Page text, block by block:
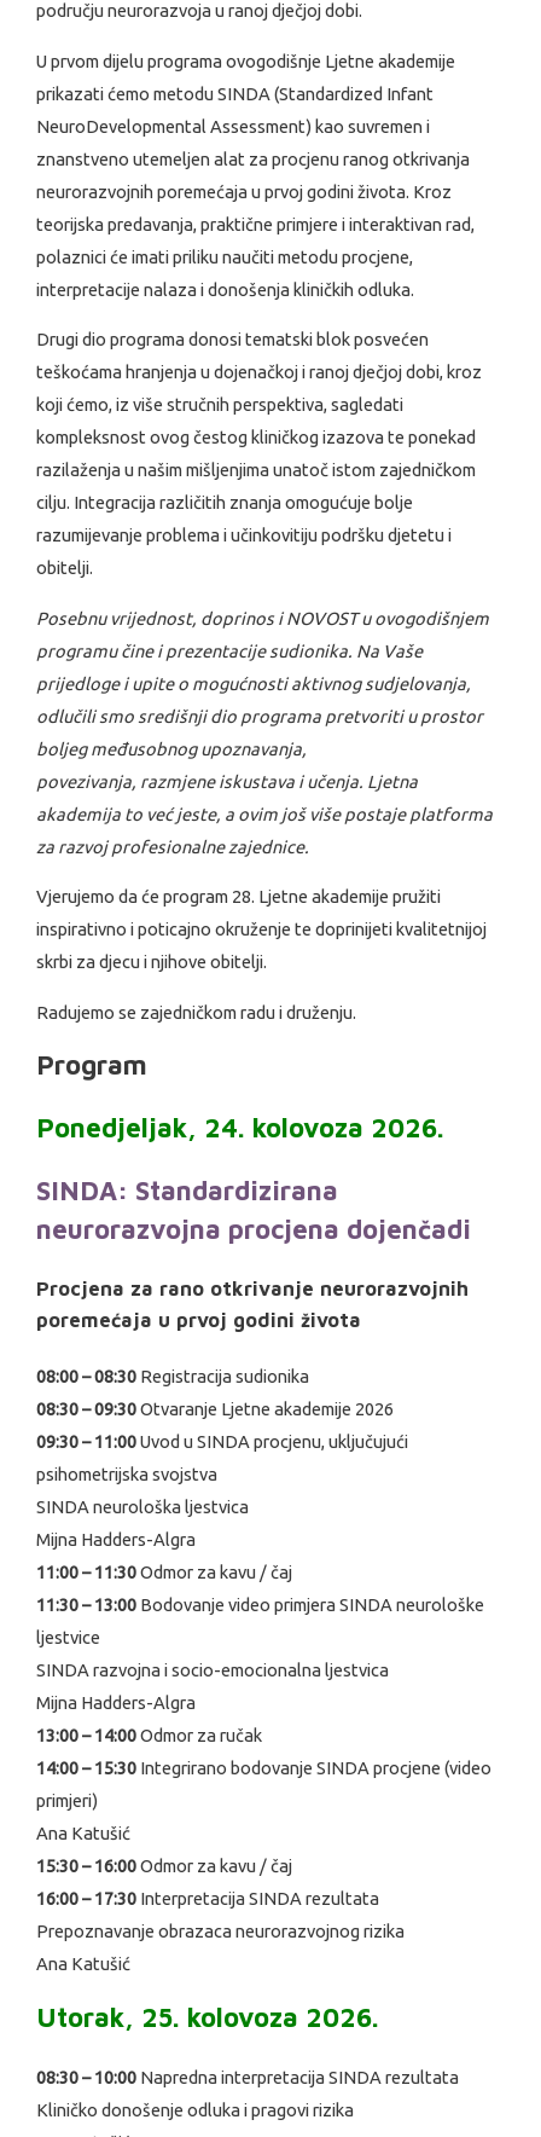
području neurorazvoja u ranoj dječjoj dobi.
U prvom dijelu programa ovogodišnje Ljetne akademije
prikazati ćemo metodu SINDA (Standardized Infant
NeuroDevelopmental Assessment) kao suvremen i
znanstveno utemeljen alat za procjenu ranog otkrivanja
neurorazvojnih poremećaja u prvoj godini života. Kroz
teorijska predavanja, praktične primjere i interaktivan rad,
polaznici će imati priliku naučiti metodu procjene,
interpretacije nalaza i donošenja kliničkih odluka.
Drugi dio programa donosi tematski blok posvećen
teškoćama hranjenja u dojenačkoj i ranoj dječjoj dobi, kroz
koji ćemo, iz više stručnih perspektiva, sagledati
kompleksnost ovog čestog kliničkog izazova te ponekad
razilaženja u našim mišljenjima unatoč istom zajedničkom
cilju. Integracija različitih znanja omogućuje bolje
razumijevanje problema i učinkovitiju podršku djetetu i
obitelji.
Posebnu vrijednost, doprinos i NOVOST u ovogodišnjem
programu čine i prezentacije sudionika. Na Vaše
prijedloge i upite o mogućnosti aktivnog sudjelovanja,
odlučili smo središnji dio programa pretvoriti u prostor
boljeg međusobnog upoznavanja,
povezivanja, razmjene iskustava i učenja. Ljetna
akademija to već jeste, a ovim još više postaje platforma
za razvoj profesionalne zajednice.
Vjerujemo da će program 28. Ljetne akademije pružiti
inspirativno i poticajno okruženje te doprinijeti kvalitetnijoj
skrbi za djecu i njihove obitelji.
Radujemo se zajedničkom radu i druženju.
Program
Ponedjeljak, 24. kolovoza 2026.
SINDA: Standardizirana
neurorazvojna procjena dojenčadi
Procjena za rano otkrivanje neurorazvojnih
poremećaja u prvoj godini života
08:00 – 08:30 Registracija sudionika
08:30 – 09:30Otvaranje Ljetne akademije 2026
09:30 – 11:00Uvod u SINDA procjenu, uključujući
psihometrijska svojstva
SINDA neurološka ljestvica
Mijna Hadders-Algra
11:00 – 11:30Odmor za kavu / čaj
11:30 – 13:00 Bodovanje video primjera SINDA neurološke
ljestvice
SINDA razvojna i socio-emocionalna ljestvica
Mijna Hadders-Algra
13:00 – 14:00Odmor za ručak
14:00 – 15:30 Integrirano bodovanje SINDA procjene (video
primjeri)
Ana Katušić
15:30 – 16:00Odmor za kavu / čaj
16:00 – 17:30 Interpretacija SINDA rezultata
Prepoznavanje obrazaca neurorazvojnog rizika
Ana Katušić
Utorak, 25. kolovoza 2026.
08:30 – 10:00 Napredna interpretacija SINDA rezultata
Kliničko donošenje odluka i pragovi rizika